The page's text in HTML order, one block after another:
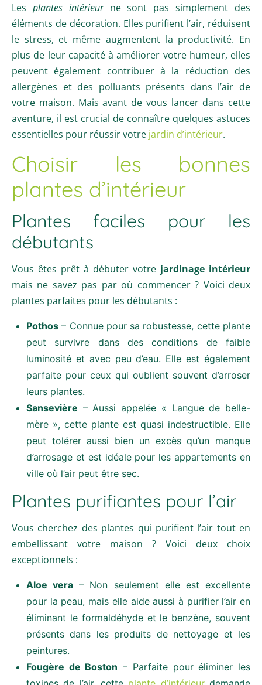
Les plantes intérieurne sont pas simplement des
éléments de décoration. Elles purifient l’air, réduisent
le stress, et même augmentent la productivité. En
plus de leur capacité à améliorer votre humeur, elles
peuvent également contribuer à la réduction des
allergènes et des polluants présents dans l’air de
votre maison. Mais avant de vous lancer dans cette
aventure, il est crucial de connaître quelques astuces
essentielles pour réussir votre jardin d’intérieur.
Choisir les bonnes
plantes d’intérieur
Plantes faciles pour les
débutants
Vous êtes prêt à débuter votre jardinage intérieur
mais ne savez pas par où commencer ? Voici deux
plantes parfaites pour les débutants :
Pothos – Connue pour sa robustesse, cette plante
peut survivre dans des conditions de faible
luminosité et avec peu d’eau. Elle est également
parfaite pour ceux qui oublient souvent d’arroser
leurs plantes.
Sansevière – Aussi appelée « Langue de belle-
mère », cette plante est quasi indestructible. Elle
peut tolérer aussi bien un excès qu’un manque
d’arrosage et est idéale pour les appartements en
ville où l’air peut être sec.
Plantes purifiantes pour l’air
Vous cherchez des plantes qui purifient l’air tout en
embellissant votre maison ? Voici deux choix
exceptionnels :
Aloe vera – Non seulement elle est excellente
pour la peau, mais elle aide aussi à purifier l’air en
éliminant le formaldéhyde et le benzène, souvent
présents dans les produits de nettoyage et les
peintures.
Fougère de Boston – Parfaite pour éliminer les